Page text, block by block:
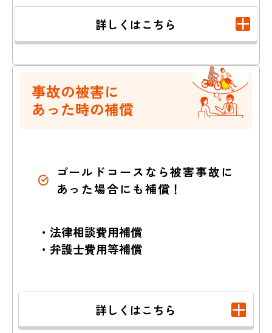
が
他人にぶつかり
ケガをさせた
買い物中にお店の
商品を
壊してしま
った
は補償対象外となります。
示談代行サービス
（賠償事故解決特約）
賠償事故を起こし加害者となって
自転車で転倒しケ
走行してきた自転
バイクでスリッ
プ、
駅構内で転倒しケ
詳しくはこちら
事故の被害に
あった時の補償
ゴールドコースなら被害事故に
あった場合にも補償！
・法律相談費用補償
・弁護士費用等補償
詳しくはこちら